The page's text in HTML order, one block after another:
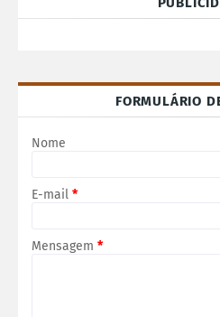
FORMULÁRIO
Nome
E-mail *
Mensagem *